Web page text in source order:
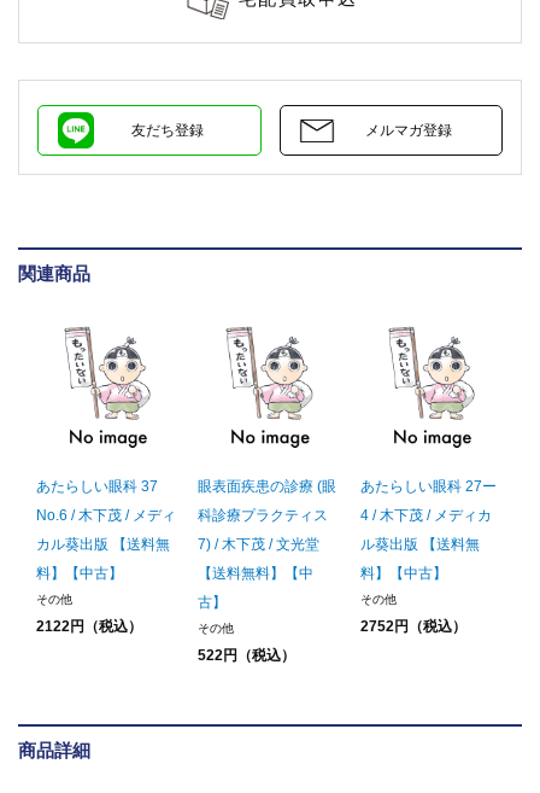
友だち登録 メルマガ登録
関連商品
あたらしい眼科 37
No.6 / 木下茂 / メディ
カル葵出版 【送料無
料】【中古】
その他
2122円（税込）
眼表面疾患の診療 (眼
科診療プラクティス
7) / 木下茂 / 文光堂
【送料無料】【中
古】
その他
522円（税込）
あたらしい眼科 27ー
4 / 木下茂 / メディカ
ル葵出版 【送料無
料】【中古】
その他
2752円（税込）
商品詳細